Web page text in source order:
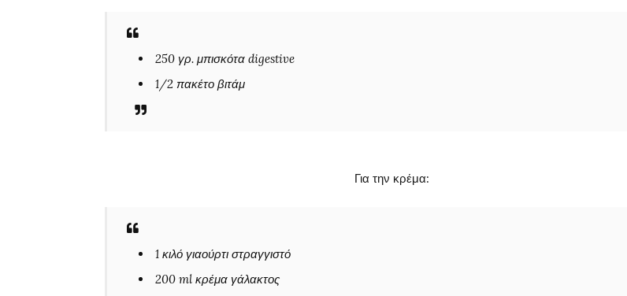
250 γρ. μπισκότα digestive
1/2 πακέτο βιτάμ
Για την κρέμα:
1 κιλό γιαούρτι στραγγιστό
200 ml κρέμα γάλακτος